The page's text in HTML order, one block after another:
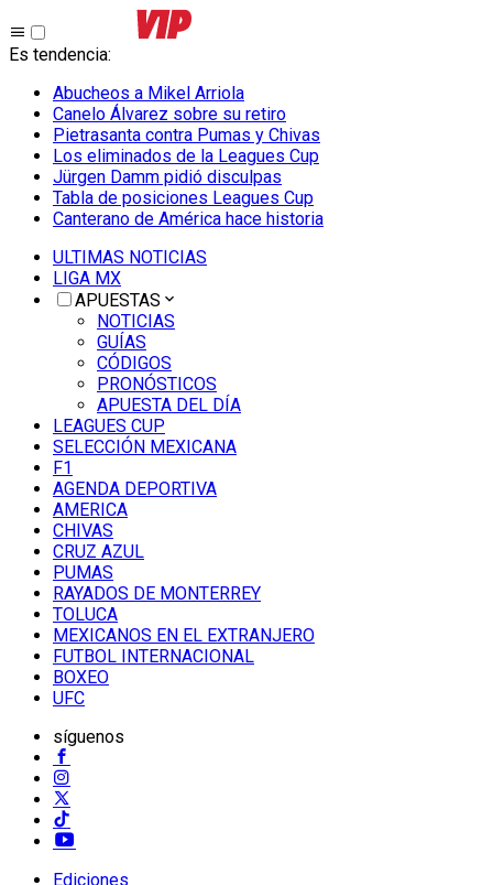
Es tendencia:
Abucheos a Mikel Arriola
Canelo Álvarez sobre su retiro
Pietrasanta contra Pumas y Chivas
Los eliminados de la Leagues Cup
Jürgen Damm pidió disculpas
Tabla de posiciones Leagues Cup
Canterano de América hace historia
ULTIMAS NOTICIAS
LIGA MX
APUESTAS
NOTICIAS
GUÍAS
CÓDIGOS
PRONÓSTICOS
APUESTA DEL DÍA
LEAGUES CUP
SELECCIÓN MEXICANA
F1
AGENDA DEPORTIVA
AMERICA
CHIVAS
CRUZ AZUL
PUMAS
RAYADOS DE MONTERREY
TOLUCA
MEXICANOS EN EL EXTRANJERO
FUTBOL INTERNACIONAL
BOXEO
UFC
síguenos
Ediciones